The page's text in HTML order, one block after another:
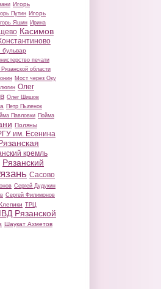
Игорь
Путин Игорь
Яшин Ирина
Касимов
бульвар
печати
области
Мост через Оку
Олег
Олег Шишов
Петр Пыленок
Павловки Пойма
Поляны
им. Есенина
кремль
Рязанский
Сасово
Сергей Дудукин
Сергей Филимонов
ТРЦ
Рязанской
Шаукат Ахметов